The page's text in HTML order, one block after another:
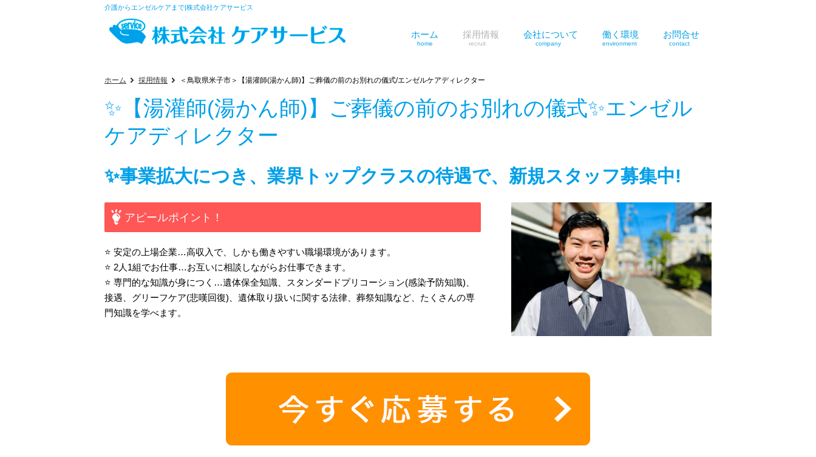
介護からエンゼルケアまで|株式会社ケアサービス
ホーム
home
採用情報
recruit
会社について
company
働く環境
environment
お問合せ
contact
ホーム 採用情報 ＜鳥取県米子市＞【湯灌師(湯かん師)】ご葬儀の前のお別れの儀式/エンゼルケアディレクター
✨【湯灌師(湯かん師)】ご葬儀の前のお別れの儀式✨エンゼル
ケアディレクター
✨事業拡大につき、業界トップクラスの待遇で、新規スタッフ募集中!
アピールポイント！
⭐ 安定の上場企業…高収入で、しかも働きやすい職場環境があります。
⭐ 2人1組でお仕事…お互いに相談しながらお仕事できます。
⭐ 専門的な知識が身につく…遺体保全知識、スタンダードプリコーション(感染予防知識)、
接遇、グリーフケア(悲嘆回復)、遺体取り扱いに関する法律、葬祭知識など、たくさんの専
門知識を学べます。